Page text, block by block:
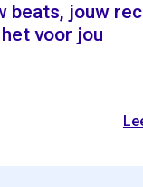
beats, jouw
voor jou